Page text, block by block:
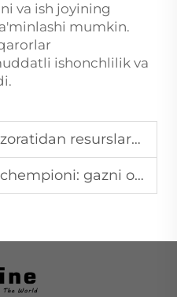
va ish joyining
mumkin.
ishonchlilik va
tiklashgacha: tutun gazini oltingugurtdan tozalash
oltingugurtdan tozalash jarayoni